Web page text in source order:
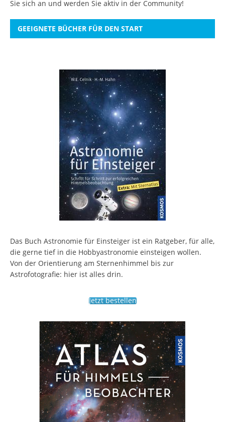
Sie sich an und werden Sie aktiv in der Community!
GEEIGNETE BÜCHER FÜR DEN START
Das Buch Astronomie für Einsteiger ist ein Ratgeber, für alle,
die gerne tief in die Hobbyastronomie einsteigen wollen.
Von der Orientierung am Sternenhimmel bis zur
Astrofotografie: hier ist alles drin.
Jetzt bestellen